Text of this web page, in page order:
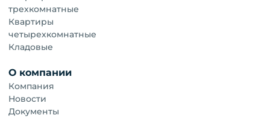
трехкомнатные
Квартиры
четырехкомнатные
Кладовые
О компании
Компания
Новости
Документы